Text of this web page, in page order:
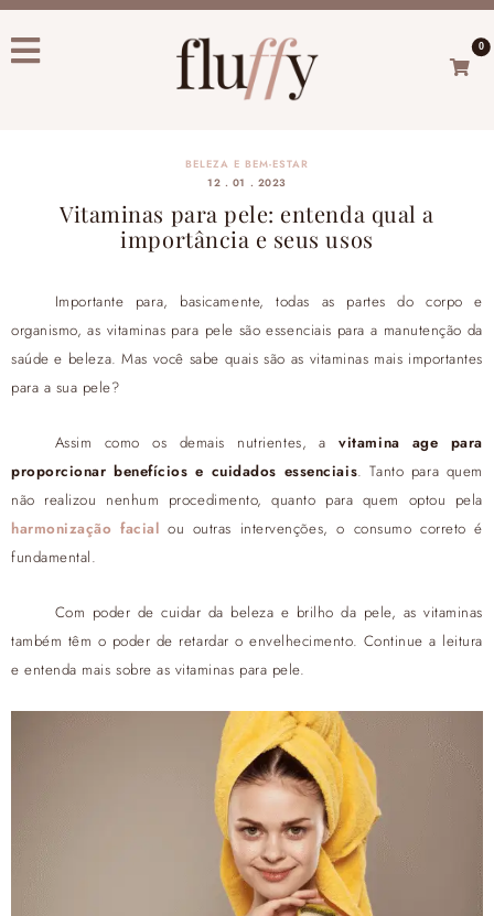
0
BELEZA E BEM-ESTAR
12 . 01 . 2023
Vitaminas para pele: entenda qual a
importância e seus usos
Importante para, basicamente, todas as partes do corpo e
organismo, as vitaminas para pele são essenciais para a manutenção da
saúde e beleza. Mas você sabe quais são as vitaminas mais importantes
para a sua pele?
Assim como os demais nutrientes, avitamina age para
proporcionar benefícios e cuidados essenciais. Tanto para quem
não realizou nenhum procedimento, quanto para quem optou pela
harmonização facial ou outras intervenções, o consumo correto é
fundamental.
Com poder de cuidar da beleza e brilho da pele, as vitaminas
também têm o poder de retardar o envelhecimento. Continue a leitura
e entenda mais sobre as vitaminas para pele.